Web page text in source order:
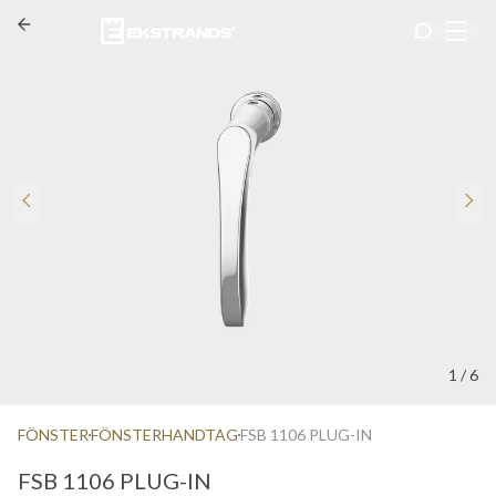
1 /6
FÖNSTERFÖNSTERHANDTAGFSB 1106 PLUG-IN
FSB 1106 PLUG-IN